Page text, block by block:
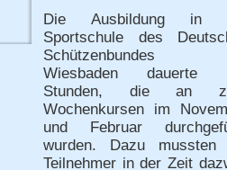
Die Ausbildung in
Sportschule des
Wiesbaden dauerte
Stunden, die an
Wochenkursen im
und Februar
wurden. Dazu mussten
Teilnehmer in der Zeit